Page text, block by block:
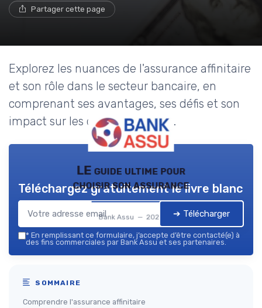
Partager cette page
Explorez les nuances de l'assurance affinitaire
et son rôle dans le secteur bancaire, en
comprenant ses avantages, ses défis et son
impact sur les consommateurs.
LE guide ultime pour
choisir son assurance
Bank Assu — 2026
Téléchargez gratuitement le livre blanc
➔ Télécharger
* En remplissant ce formulaire, j’accepte d’être contacté(e) à
des fins commerciales par Bank Assu et ses partenaires.
SOMMAIRE
Comprendre l'assurance affinitaire